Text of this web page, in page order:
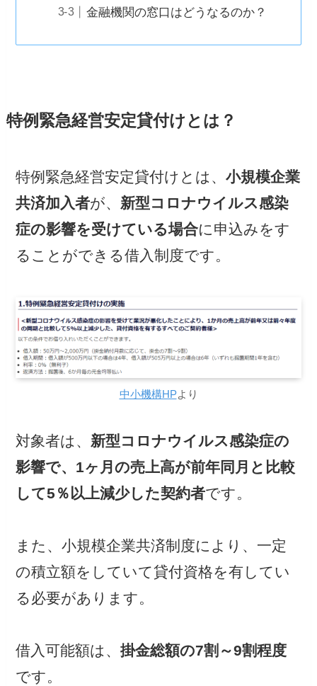
金融機関の窓口はどうなるのか？
特例緊急経営安定貸付けとは？
特例緊急経営安定貸付けとは、小規模企業
共済加入者が、 新型コロナウイルス感染
症の影響を受けている場合に申込みをす
ることができる借入制度です。
中小機構HPより
対象者は、 新型コロナウイルス感染症の
影響で、1ヶ月の売上高が前年同月と比較
して5％以上減少した契約者です。
また、小規模企業共済制度により、一定
の積立額をしていて貸付資格を有してい
る必要があります。
借入可能額は、掛金総額の7割～9割程度
です。